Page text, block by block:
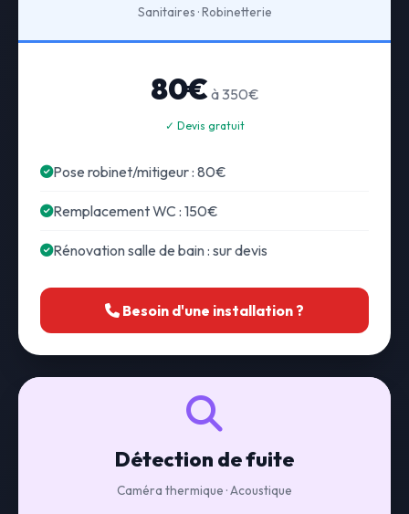
Sanitaires · Robinetterie
80€ à 350€
✓ Devis gratuit
Pose robinet/mitigeur : 80€
Remplacement WC : 150€
Rénovation salle de bain : sur devis
Besoin d'une installation ?
Détection de fuite
Caméra thermique · Acoustique